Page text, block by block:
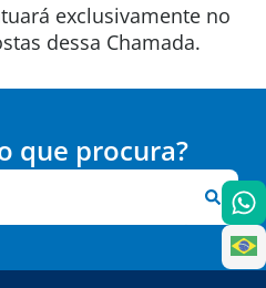
exclusivamente no
dessa Chamada.
que procura?